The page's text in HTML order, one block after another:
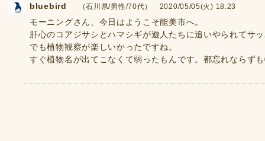
bluebird （石川県/男性/70代） 2020/05/05(火) 18:23
モーニングさん、今日はようこそ能美市へ。
肝心のコアジサシとハマシギが遊人たちに追いやられてサ
でも植物観察が楽しいかったですね。
すぐ植物名が出てこなくて弱ったもんです。都忘れならず